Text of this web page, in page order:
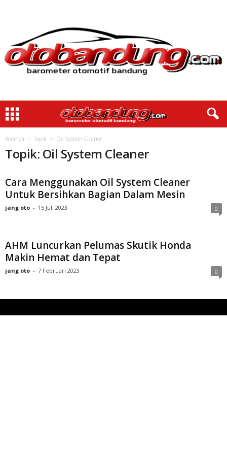
Beranda Topik Oil System Cleaner
Topik: Oil System Cleaner
Cara Menggunakan Oil System Cleaner
Untuk Bersihkan Bagian Dalam Mesin
jang oto - 15 Juli 2023 0
AHM Luncurkan Pelumas Skutik Honda
Makin Hemat dan Tepat
jang oto - 7 Februari 2023 0